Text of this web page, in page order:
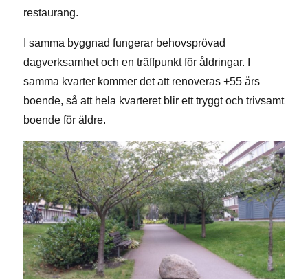
restaurang.
I samma byggnad fungerar behovsprövad
dagverksamhet och en träffpunkt för åldringar. I
samma kvarter kommer det att renoveras +55 års
boende, så att hela kvarteret blir ett tryggt och trivsamt
boende för äldre.